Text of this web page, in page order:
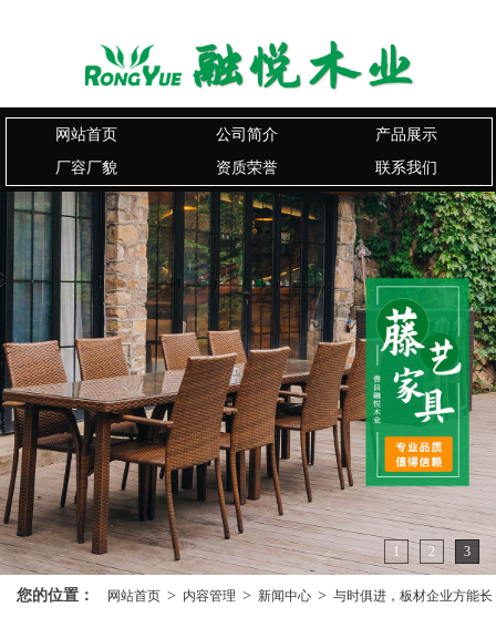
网站首页 公司简介
产品展示
厂容厂貌
资质荣誉 联系我们
1 2 3
您的位置： 网站首页 > 内容管理 > 新闻中心 > 与时俱进，板材企业方能长